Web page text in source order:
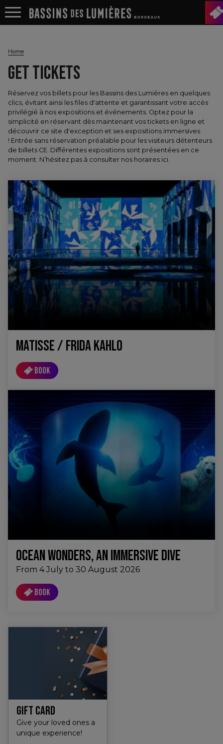
Home
GET TICKETS
Réservez vos billets pour les Bassins des Lumières en quelques
clics, évitant ainsi les files d'attente et garantissant votre accès
privilégié à nos expositions et événements. Optez pour la
simplicité en réservant dès maintenant vos tickets en ligne et
découvrir ce site d'exception et ses expositions immersives
! Entrée sans réservation préalable pour les visiteurs détenteurs
de billets CE. Différentes expositions sont présentées en ce
moment. N’hésitez pas à consulter nos horaires ici.
MATISSE / FRIDA KAHLO
Book
OCEAN WONDERS, AN IMMERSIVE DIVE
From 4 July to 30 August 2026
Book
GIFT CARD
Give your loved ones a
unique experience!